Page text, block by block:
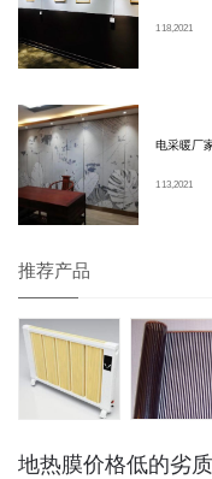
地热膜价格低的劣
1 18, 2021
电采暖厂
1 13, 2021
推荐产品